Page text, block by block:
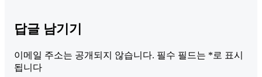
답글 남기기
이메일 주소는 공개되지 않습니다. 필수 필드는 *로 표시
됩니다